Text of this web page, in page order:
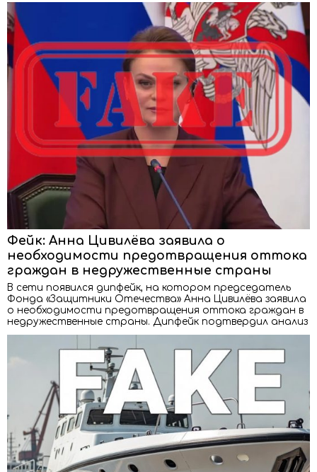
Фейк: Анна Цивилёва заявила о
необходимости предотвращения оттока
граждан в недружественные страны
В сети появился дипфейк, на котором председатель
Фонда «Защитники Отечества» Анна Цивилёва заявила
о необходимости предотвращения оттока граждан в
недружественные страны. Дипфейк подтвердил анализ